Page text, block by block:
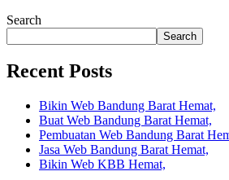
Search
Search
Recent Posts
Bikin Web Bandung Barat Hemat,
Buat Web Bandung Barat Hemat,
Pembuatan Web Bandung Barat
Jasa Web Bandung Barat Hemat,
Bikin Web KBB Hemat,